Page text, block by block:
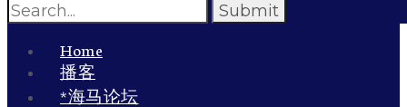
Home
播客
*海马论坛